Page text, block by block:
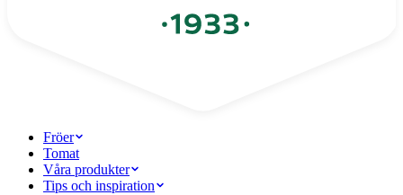
Fröer
Tomat
Våra produkter
Tips och inspiration